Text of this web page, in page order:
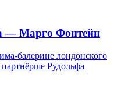
— Марго Фонтейн
балерине лондонского
Рудольфа